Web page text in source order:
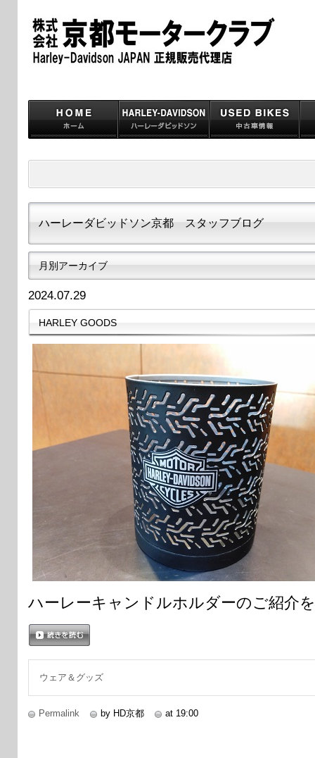
ハーレーダビッドソン京都 スタッフブログ
月別アーカイブ
2024.07.29
HARLEY GOODS
ハーレーキャンドルホルダーのご紹介
ウェア＆グッズ
Permalink by HD京都 at 19:00